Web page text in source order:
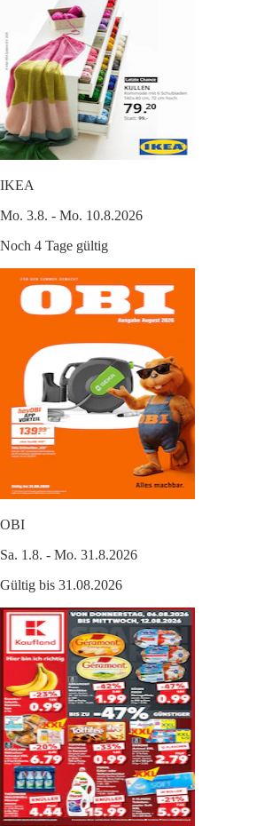
IKEA
Mo. 3.8. - Mo. 10.8.2026
Noch 4 Tage gültig
OBI
Sa. 1.8. - Mo. 31.8.2026
Gültig bis 31.08.2026